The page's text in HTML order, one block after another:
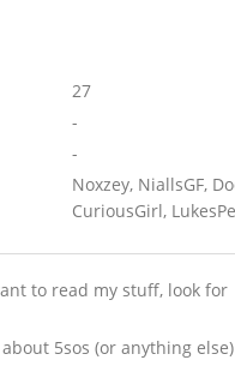
27
-
-
Noxzey, NiallsGF,
CuriousGirl,
to read my stuff, look for
5sos (or anything else)